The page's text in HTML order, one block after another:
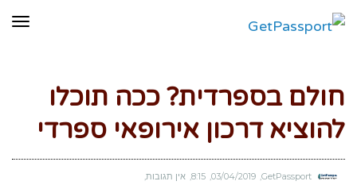
חולם בספרדית? ככה תוכלו
להוציא דרכון אירופאי ספרדי
03/04/2019
8:15 אין תגובות